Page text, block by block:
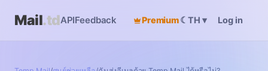
Mail.tdAPIFeedback Premium☾ TH ▾ Log in